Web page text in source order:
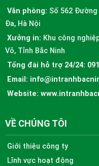
Văn phòng: Số 562 Đường
Đa, Hà Nội
Xưởng in: Khu công
Võ, Tỉnh Bắc Ninh
Tổng đài hỗ trợ 24/24:
Email:
Website:
VỀ CHÚNG TÔI
Giới thiệu công ty
Lĩnh vực hoạt động